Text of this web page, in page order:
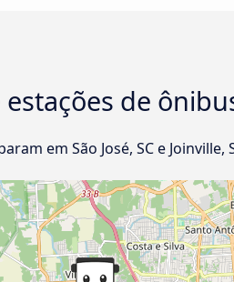
de
em São José, SC e Joinville,